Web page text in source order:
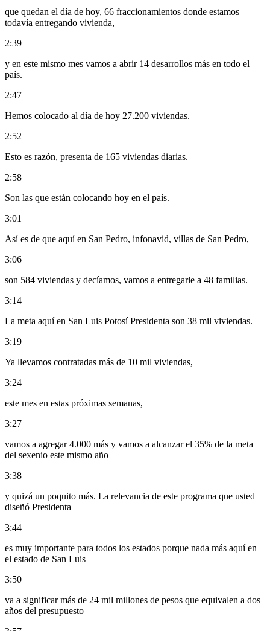
que quedan el día de hoy, 66 fraccionamientos donde estamos
todavía entregando vivienda,
2:39
y en este mismo mes vamos a abrir 14 desarrollos más en todo el
país.
2:47
Hemos colocado al día de hoy 27.200 viviendas.
2:52
Esto es razón, presenta de 165 viviendas diarias.
2:58
Son las que están colocando hoy en el país.
3:01
Así es de que aquí en San Pedro, infonavid, villas de San Pedro,
3:06
son 584 viviendas y decíamos, vamos a entregarle a 48 familias.
3:14
La meta aquí en San Luis Potosí Presidenta son 38 mil viviendas.
3:19
Ya llevamos contratadas más de 10 mil viviendas,
3:24
este mes en estas próximas semanas,
3:27
vamos a agregar 4.000 más y vamos a alcanzar el 35% de la meta
del sexenio este mismo año
3:38
y quizá un poquito más. La relevancia de este programa que usted
diseñó Presidenta
3:44
es muy importante para todos los estados porque nada más aquí en
el estado de San Luis
3:50
va a significar más de 24 mil millones de pesos que equivalen a dos
años del presupuesto